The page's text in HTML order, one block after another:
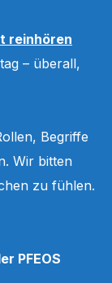
reinhören
– überall,
Begriffe
Wir bitten
zu fühlen.
PFEOS